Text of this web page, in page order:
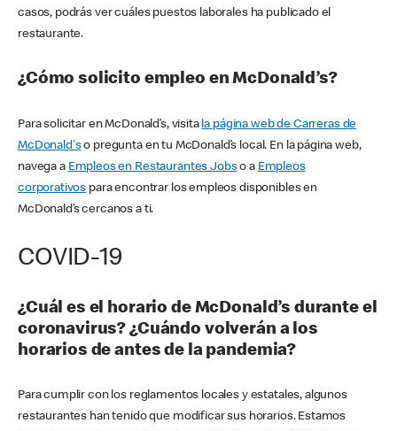
casos, podrás ver cuáles puestos laborales ha publicado el
restaurante.
¿Cómo solicito empleo en McDonald’s?
Para solicitar en McDonald’s, visita la página web de Carreras de
McDonald'so pregunta en tu McDonald’s local. En la página web,
navega a Empleos en Restaurantes Jobso a Empleos
corporativos para encontrar los empleos disponibles en
McDonald’s cercanos a ti.
COVID-19
¿Cuál es el horario de McDonald’s durante el
coronavirus? ¿Cuándo volverán a los
horarios de antes de la pandemia?
Para cumplir con los reglamentos locales y estatales, algunos
restaurantes han tenido que modificar sus horarios. Estamos